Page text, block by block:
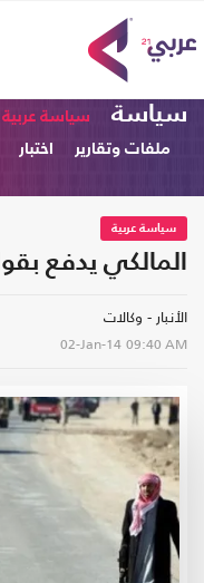
سياسة سياسة عربية
ملفات وتقارير
اختبار
سياسة عربية
المالكي يدفع
الأنبار - وكالات
02-Jan-14 09:40 AM